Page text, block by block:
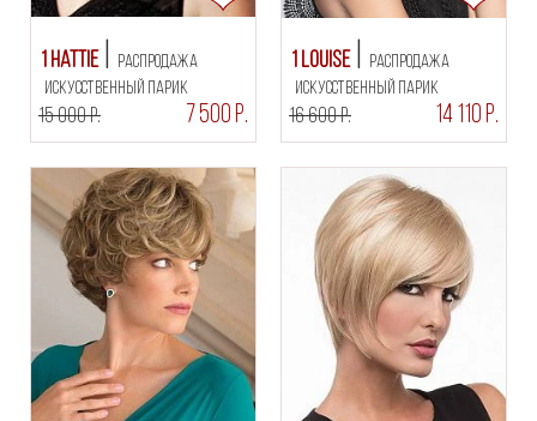
1 Hattie
искусственный парик
РАСПРОДАЖА
15 000 Р. 7 500 Р.
1 Louise
искусственный парик
РАСПРОДАЖА
16 600 Р. 14 110 Р.